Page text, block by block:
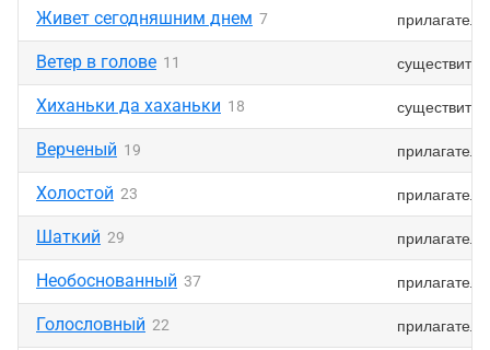
Живет сегодняшним днем 7
Ветер в голове 11
Хиханьки да хаханьки 18
Верченый 19
Холостой 23
Шаткий 29
Необоснованный 37
Голословный 22